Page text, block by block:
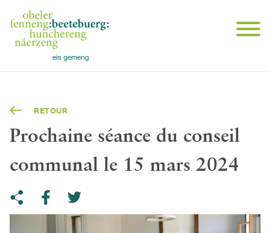
RETOUR
Prochaine séance du conseil
communal le 15 mars 2024
Share on facebook